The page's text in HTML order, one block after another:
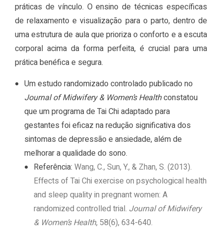
práticas de vínculo. O ensino de técnicas específicas
de relaxamento e visualização para o parto, dentro de
uma estrutura de aula que prioriza o conforto e a escuta
corporal acima da forma perfeita, é crucial para uma
prática benéfica e segura.
Um estudo randomizado controlado publicado no
Journal of Midwifery & Women’s Healthconstatou
que um programa de Tai Chi adaptado para
gestantes foi eficaz na redução significativa dos
sintomas de depressão e ansiedade, além de
melhorar a qualidade do sono.
Referência: Wang, C., Sun, Y., & Zhan, S. (2013).
Effects of Tai Chi exercise on psychological health
and sleep quality in pregnant women: A
randomized controlled trial. Journal of Midwifery
& Women’s Health, 58(6), 634-640.